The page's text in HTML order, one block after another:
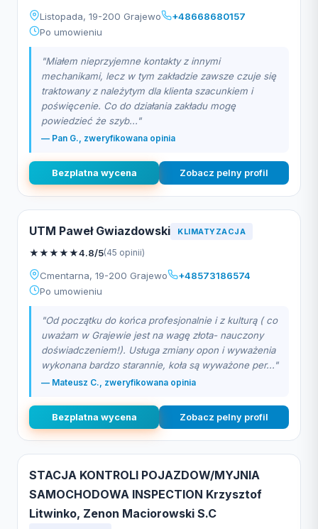
Listopada, 19-200 Grajewo
+48668680157
Po umowieniu
"Miałem nieprzyjemne kontakty z innymi
mechanikami, lecz w tym zakładzie zawsze czuje się
traktowany z należytym dla klienta szacunkiem i
poświęcenie. Co do działania zakładu mogę
powiedzieć że szyb..."
— Pan G., zweryfikowana opinia
Bezplatna wycena Zobacz pelny profil
UTM Paweł Gwiazdowski KLIMATYZACJA
★★★★★4.8/5(45 opinii)
Cmentarna, 19-200 Grajewo
+48573186574
Po umowieniu
"Od początku do końca profesjonalnie i z kulturą ( co
uważam w Grajewie jest na wagę złota- nauczony
doświadczeniem!). Usługa zmiany opon i wyważenia
wykonana bardzo starannie, koła są wyważone per..."
— Mateusz C., zweryfikowana opinia
Bezplatna wycena Zobacz pelny profil
STACJA KONTROLI POJAZDOW/MYJNIA
SAMOCHODOWA INSPECTION Krzysztof
Litwinko, Zenon Maciorowski S.C